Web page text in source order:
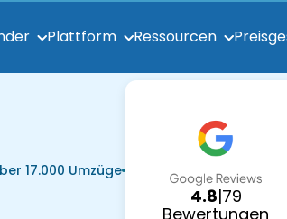
Plattform Ressourcen
17.000 Umzüge
4.8|79
Bewertungen